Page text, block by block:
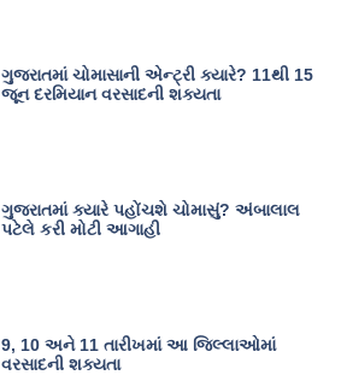
ગુજરાતમાં ચોમાસાની એન્ટ્રી ક્યારે? 11થી 15
જૂન દરમિયાન વરસાદની શક્યતા
ગુજરાતમાં ક્યારે પહોંચશે ચોમાસું? અંબાલાલ
પટેલે કરી મોટી આગાહી
9, 10 અને 11 તારીખમાં આ જિલ્લાઓમાં
વરસાદની શક્યતા